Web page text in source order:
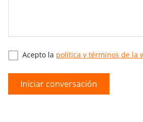
Acepto la política y términos de la
Iniciar conversación